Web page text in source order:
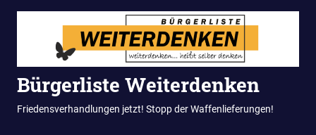
Zum
Bürgerliste Weiterdenken
Friedensverhandlungen jetzt! Stopp der Waffenlieferungen!